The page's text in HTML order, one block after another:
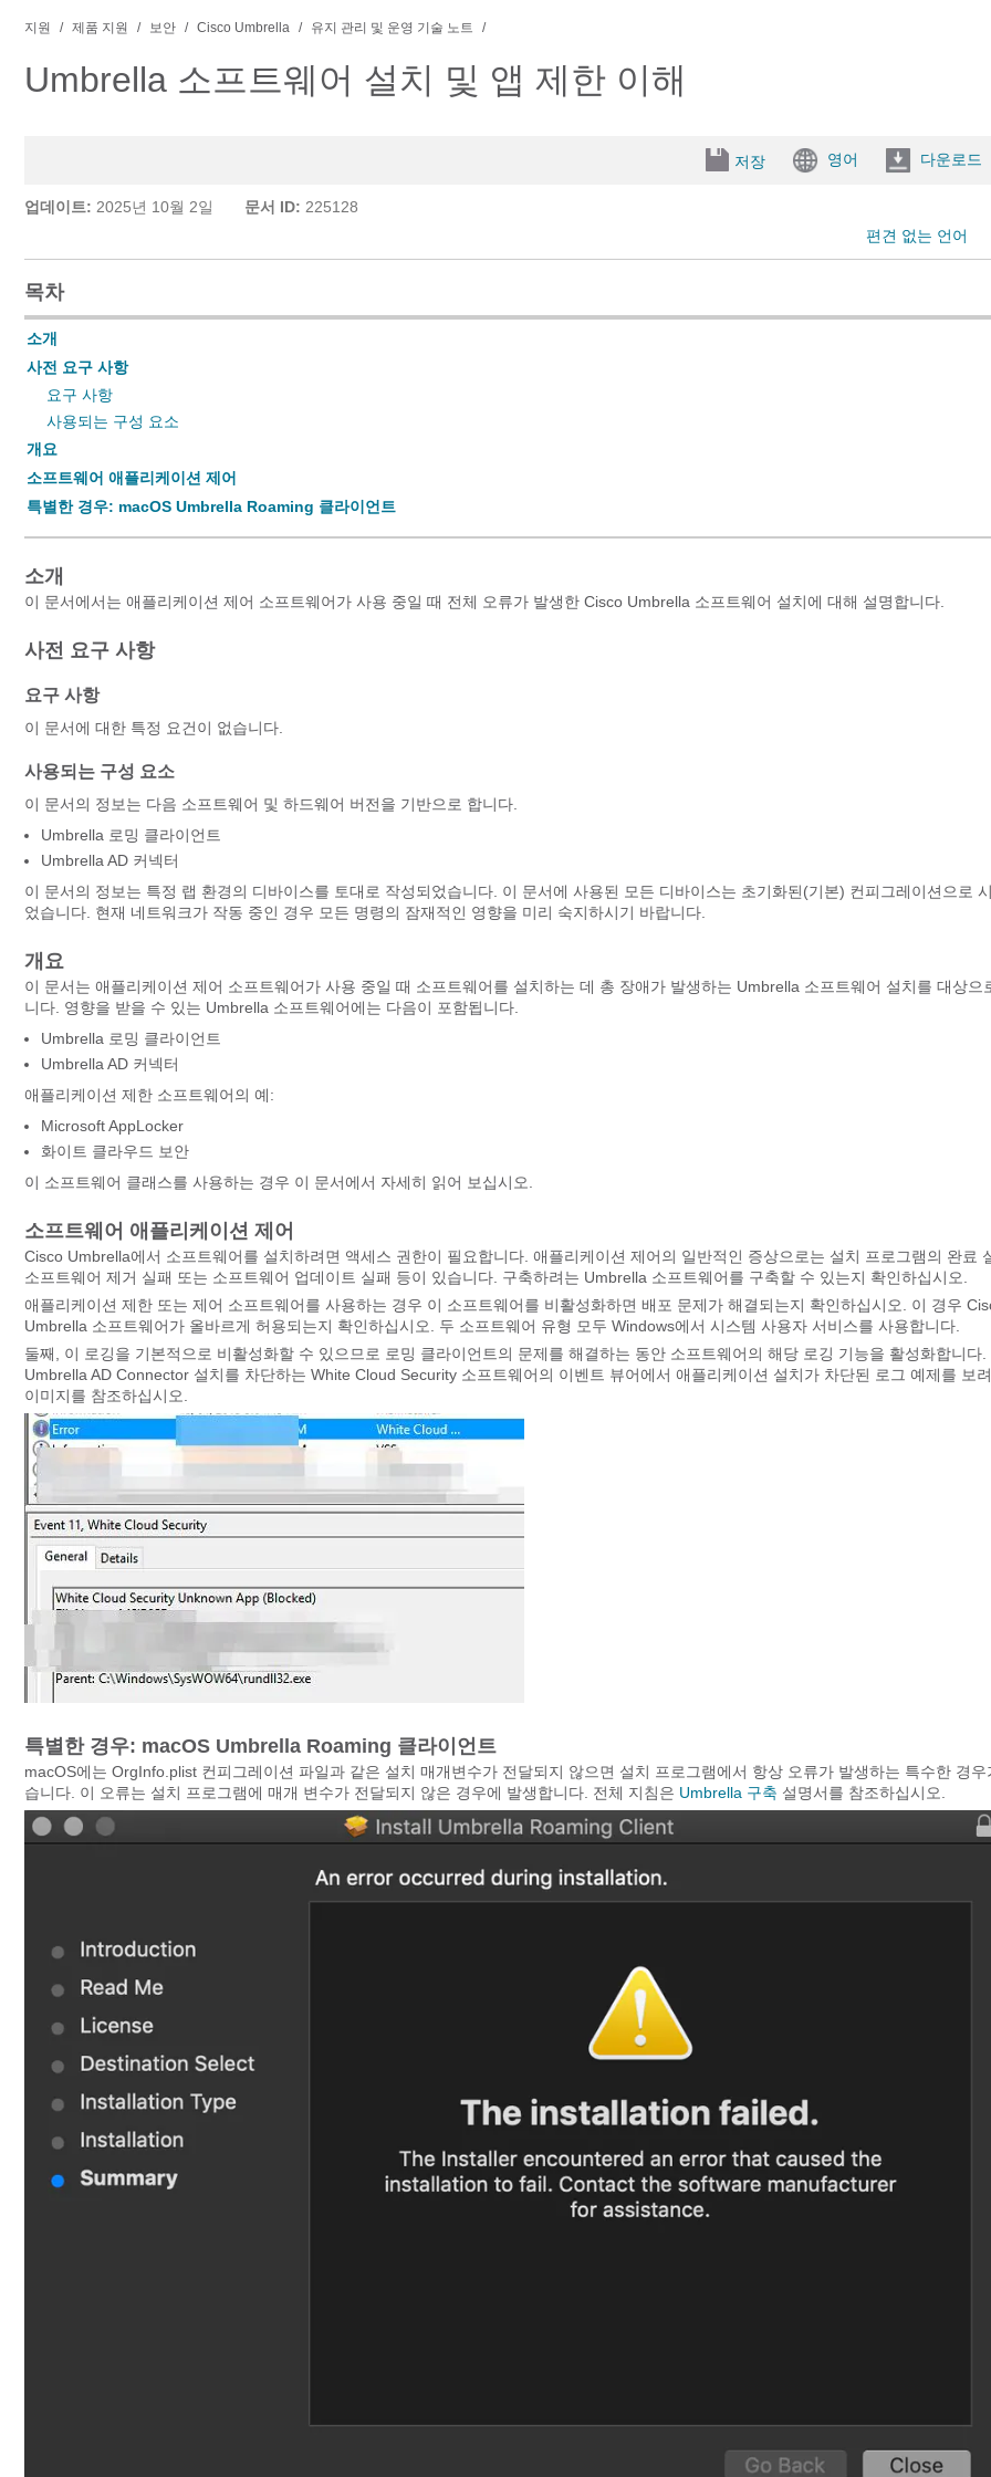
지원 제품 지원 보안 Cisco Umbrella 유지 관리 및 운영 기술 노트
Umbrella 소프트웨어 설치 및 앱 제한 이해
저장 영어 다운로드
업데이트: 2025년 10월 2일 문서 ID: 225128
편견 없는 언어
목차
소개
사전 요구 사항
요구 사항
사용되는 구성 요소
개요
소프트웨어 애플리케이션 제어
특별한 경우: macOS Umbrella Roaming 클라이언트
소개
이 문서에서는 애플리케이션 제어 소프트웨어가 사용 중일 때 전체 오류가 발생한 Cisco Umbrella 소프트웨어 설치에 대해 설명합니다.
사전 요구 사항
요구 사항
이 문서에 대한 특정 요건이 없습니다.
사용되는 구성 요소
이 문서의 정보는 다음 소프트웨어 및 하드웨어 버전을 기반으로 합니다.
Umbrella 로밍 클라이언트
Umbrella AD 커넥터
이 문서의 정보는 특정 랩 환경의 디바이스를 토대로 작성되었습니다. 이 문서에 사용된 모든 디바이스는 초기화된(기본) 컨피그레이션으로
었습니다. 현재 네트워크가 작동 중인 경우 모든 명령의 잠재적인 영향을 미리 숙지하시기 바랍니다.
개요
이 문서는 애플리케이션 제어 소프트웨어가 사용 중일 때 소프트웨어를 설치하는 데 총 장애가 발생하는 Umbrella 소프트웨어 설치를 대상으
니다. 영향을 받을 수 있는 Umbrella 소프트웨어에는 다음이 포함됩니다.
Umbrella 로밍 클라이언트
Umbrella AD 커넥터
애플리케이션 제한 소프트웨어의 예:
Microsoft AppLocker
화이트 클라우드 보안
이 소프트웨어 클래스를 사용하는 경우 이 문서에서 자세히 읽어 보십시오.
소프트웨어 애플리케이션 제어
Cisco Umbrella에서 소프트웨어를 설치하려면 액세스 권한이 필요합니다. 애플리케이션 제어의 일반적인 증상으로는 설치 프로그램의 완료
소프트웨어 제거 실패 또는 소프트웨어 업데이트 실패 등이 있습니다. 구축하려는 Umbrella 소프트웨어를 구축할 수 있는지 확인하십시오.
애플리케이션 제한 또는 제어 소프트웨어를 사용하는 경우 이 소프트웨어를 비활성화하면 배포 문제가 해결되는지 확인하십시오. 이 경우
Umbrella 소프트웨어가 올바르게 허용되는지 확인하십시오. 두 소프트웨어 유형 모두 Windows에서 시스템 사용자 서비스를 사용합니다.
둘째, 이 로깅을 기본적으로 비활성화할 수 있으므로 로밍 클라이언트의 문제를 해결하는 동안 소프트웨어의 해당 로깅 기능을 활성화합니다.
Umbrella AD Connector 설치를 차단하는 White Cloud Security 소프트웨어의 이벤트 뷰어에서 애플리케이션 설치가 차단된 로그 예제를 보
이미지를 참조하십시오.
특별한 경우: macOS Umbrella Roaming 클라이언트
macOS에는 OrgInfo.plist 컨피그레이션 파일과 같은 설치 매개변수가 전달되지 않으면 설치 프로그램에서 항상 오류가 발생하는 특수한 경우
습니다. 이 오류는 설치 프로그램에 매개 변수가 전달되지 않은 경우에 발생합니다. 전체 지침은 Umbrella 구축 설명서를 참조하십시오.